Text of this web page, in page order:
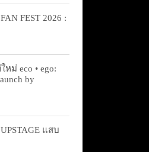
FEST 2026 :
หม่ eco • ego:
by
แสบ